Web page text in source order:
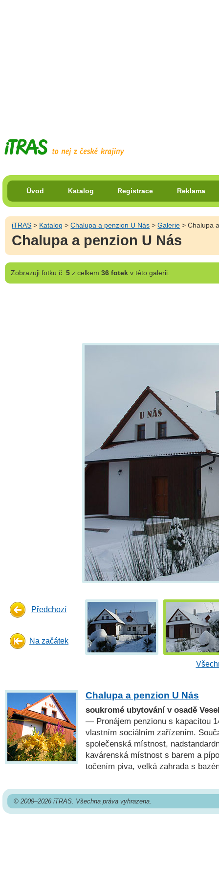
Úvod Katalog Registrace Reklama
iTRAS > Katalog >Chalupa a penzion U Nás >Galerie > Chalupa
Chalupa a penzion U Nás
Zobrazujifotku č. 5z celkem 36 fotekv této galerii.
Předchozí
Na začátek
Chalupa a penzion U Nás
soukromé ubytování v osadě
— Pronájem penzionu s kapacitou
vlastním sociálním zařízením.
společenská místnost,
kavárenská místnost s barem a
točením piva, velká zahrada s
© 2009–2026 iTRAS. Všechna práva vyhrazena.